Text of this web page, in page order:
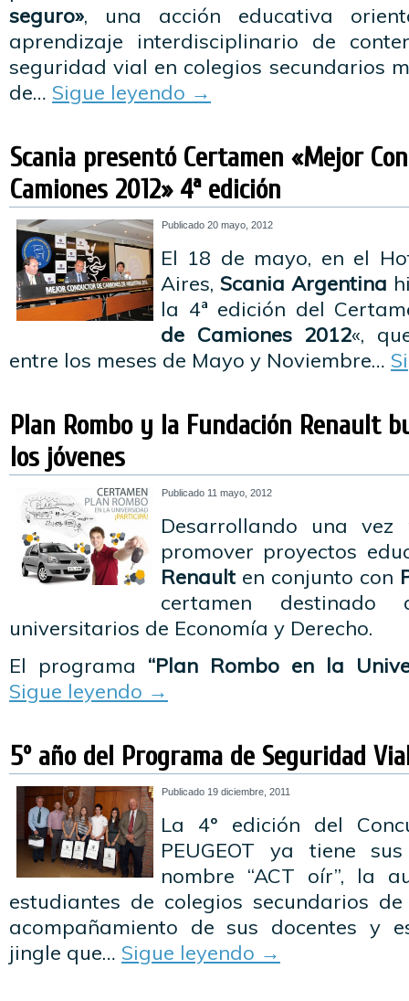
seguro», una acción educativa
aprendizaje interdisciplinario de
seguridad vial en colegios secundarios
de… Sigue leyendo →
Scania presentó Certamen «Mejor
Camiones 2012» 4ª edición
Publicado 20 mayo, 2012
El 18 de mayo, en el
Aires, Scania Argentina
la 4ª edición del
de Camiones 2012«,
entre los meses de Mayo y Noviembre…
Plan Rombo y la Fundación Renault
los jóvenes
Publicado 11 mayo, 2012
Desarrollando una
promover proyectos
Renault en conjunto con
certamen
universitarios de Economía y Derecho.
El programa “Plan Rombo en la
Sigue leyendo →
5º año del Programa de Seguridad
Publicado 19 diciembre, 2011
La 4° edición del
PEUGEOT ya tiene
nombre “ACT oír”, la
estudiantes de colegios secundarios
acompañamiento de sus docentes y
jingle que… Sigue leyendo →